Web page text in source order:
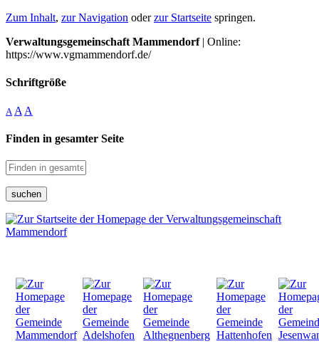
Zum Inhalt, zur Navigation oderzur Startseite springen.
Verwaltungsgemeinschaft Mammendorf| Online:
https://www.vgmammendorf.de/
Schriftgröße
A A A
Finden in gesamter Seite
suchen